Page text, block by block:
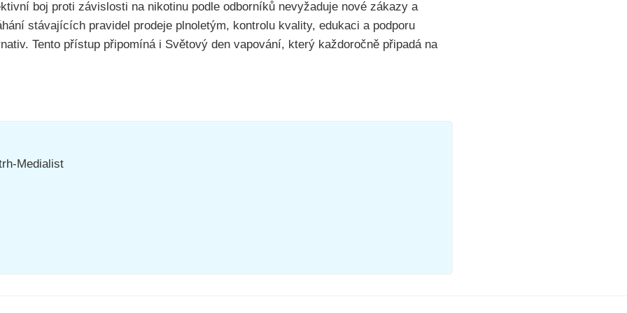
boj proti závislosti na nikotinu podle odborníků nevyžaduje nové zákazy a
stávajících pravidel prodeje plnoletým, kontrolu kvality, edukaci a podporu
Tento přístup připomíná i Světový den vapování, který každoročně připadá na
Medialist